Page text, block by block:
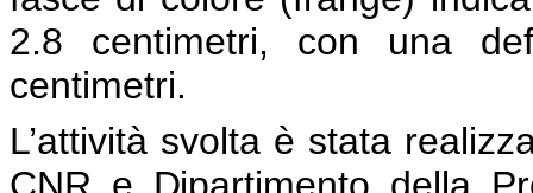
2.8 centimetri, con una
centimetri.
L’attività svolta è stata
CNR e Dipartimento della